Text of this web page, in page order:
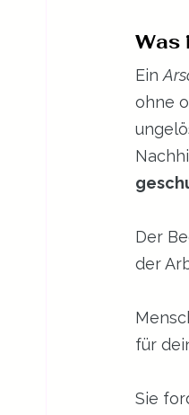
Was
Ein
ohne
Der
der
für
Sie